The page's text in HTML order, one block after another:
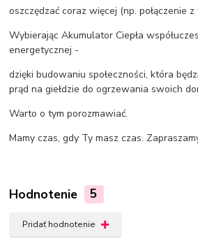
oszczędzać coraz więcej (np. połączenie
Wybierając Akumulator Ciepła
energetycznej -
dzięki budowaniu społeczności, która
prąd na giełdzie do ogrzewania swoich
Warto o tym porozmawiać.
Mamy czas, gdy Ty masz czas.
Hodnotenie 5
Pridať hodnotenie